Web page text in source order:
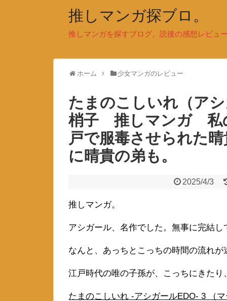
推しマンガ探ブロ。
推しマンガを探すブログ。読後の感想レビュ
ホーム 少女マンガのレビュー
たまのこしいれ（ア
梢子 推しマンガ 私
戸で服毒させられた
に晴貴の弟も。
2025/4/3
推しマンガ。
アシガール、名作でした。無事に完結
なんと、あっちとこっちの時間の流れが
江戸時代の唯の子孫が、こっちにきた
たまのこしいれ -アシガールEDO- 3 （